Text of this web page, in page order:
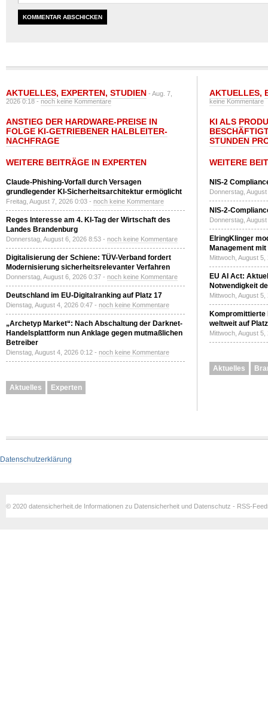
AKTUELLES, EXPERTEN, STUDIEN - Aug. 7,
2026 0:18 -noch keine Kommentare
ANSTIEG DER HARDWARE-PREISE IN
FOLGE KI-GETRIEBENER HALBLEITER-
NACHFRAGE
WEITERE BEITRÄGE IN EXPERTEN
Claude-Phishing-Vorfall durch Versagen
grundlegender KI-Sicherheitsarchitektur ermöglicht
Freitag, August 7, 2026 0:03 - noch keine Kommentare
Reges Interesse am 4. KI-Tag der Wirtschaft des
Landes Brandenburg
Donnerstag, August 6, 2026 8:53 - noch keine Kommentare
Digitalisierung der Schiene: TÜV-Verband fordert
Modernisierung sicherheitsrelevanter Verfahren
Donnerstag, August 6, 2026 0:37 - noch keine Kommentare
Deutschland im EU-Digitalranking auf Platz 17
Dienstag, August 4, 2026 0:47 - noch keine Kommentare
„Archetyp Market“: Nach Abschaltung der Darknet-
Handelsplattform nun Anklage gegen mutmaßlichen
Betreiber
Dienstag, August 4, 2026 0:12 - noch keine Kommentare
Aktuelles Experten
AKTUELLES,
keine Kommentare
KI ALS
STUNDEN
WEITERE
NIS-2
Donnerstag,
NIS-2-
Donnerstag,
ElringKlinger
Management
Mittwoch, August
EU AI Act:
Notwendigkeit
Mittwoch, August
Kompromittierte
weltweit auf
Mittwoch, August
Aktuelles
Datenschutzerklärung
© 2020 datensicherheit.de Informationen zu Datensicherheit und Datenschutz - RSS-